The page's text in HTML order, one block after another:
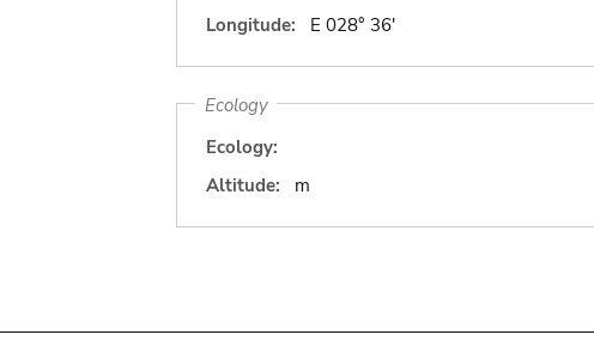
Longitude:
E 028° 36'
Ecology
Ecology:
Altitude:
m